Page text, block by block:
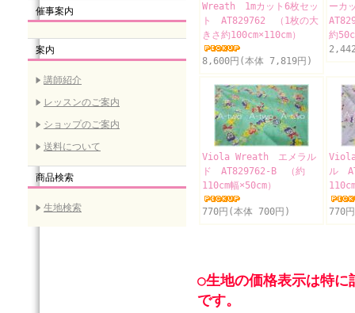
催事案内
案内
講師紹介
レッスンのご案内
ショップのご案内
送料について
商品検索
生地検索
Wreath 1mカット6枚セッ
ト AT829762 （1枚の大
きさ約100cm×110cm）
8,600円(本体 7,819円)
ーカ
約
Viola Wreath エメラル
ド AT829762-B （約
110cm幅×50cm）
770円(本体 700円)
ル
770
○生地の価格表示は特に
です。